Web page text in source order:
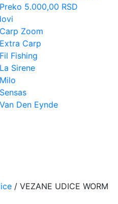
Preko 5.000,00 RSD
Carp Zoom
Extra Carp
Fil Fishing
La Sirene
Milo
Sensas
Van Den Eynde
/ VEZANE UDICE WORM